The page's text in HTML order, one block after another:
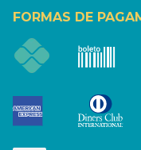
FORMAS DE